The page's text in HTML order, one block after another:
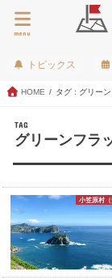
menu
トピックス
HOME タグ : グリーン
TAG
グリーンフラ
小笠原村（